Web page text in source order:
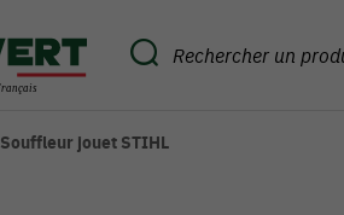
Souffleur jouet STIHL